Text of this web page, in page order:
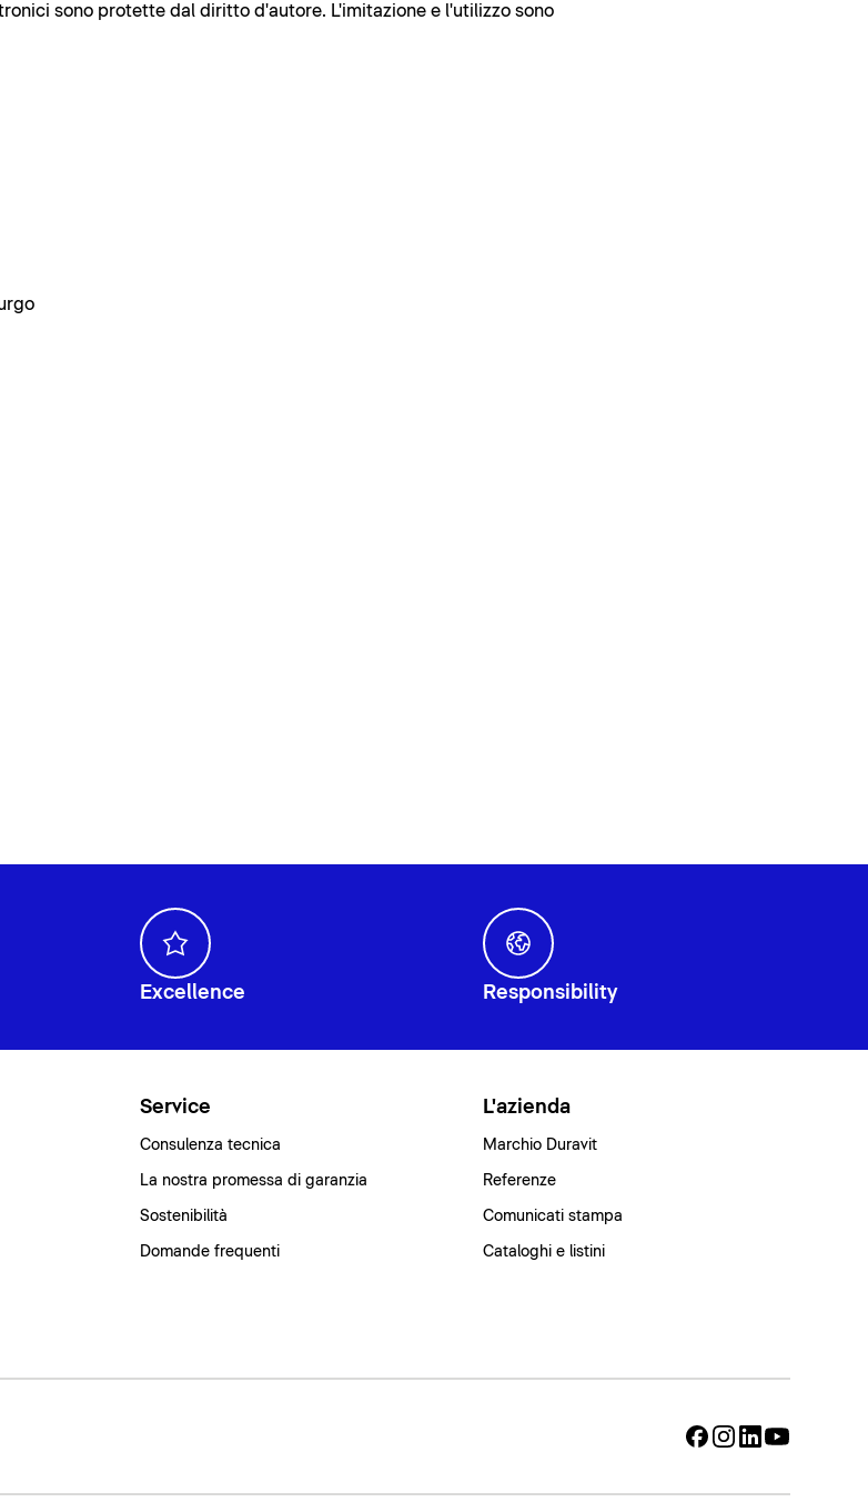
sono protette dal diritto d'autore. L'imitazione e l'utilizzo sono
Excellence Responsibility
Service
Consulenza tecnica
La nostra promessa di garanzia
Sostenibilità
Domande frequenti
L'azienda
Marchio Duravit
Referenze
Comunicati stampa
Cataloghi e listini